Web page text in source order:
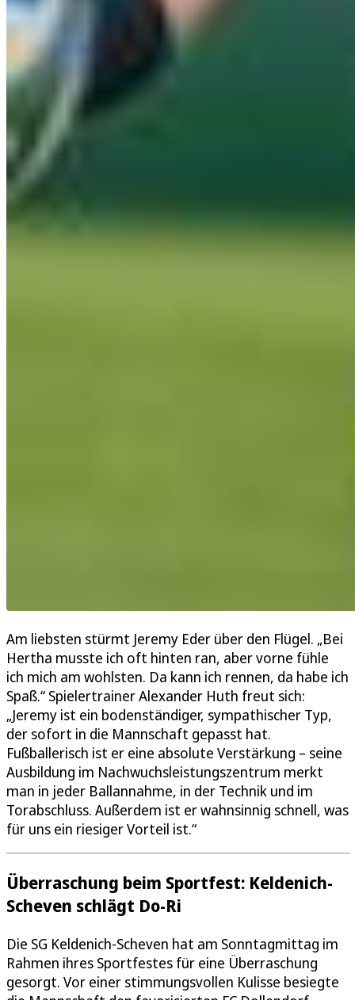
Am liebsten stürmt Jeremy Eder über den Flügel. „Bei
Hertha musste ich oft hinten ran, aber vorne fühle
ich mich am wohlsten. Da kann ich rennen, da habe ich
Spaß.“ Spielertrainer Alexander Huth freut sich:
„Jeremy ist ein bodenständiger, sympathischer Typ,
der sofort in die Mannschaft gepasst hat.
Fußballerisch ist er eine absolute Verstärkung – seine
Ausbildung im Nachwuchsleistungszentrum merkt
man in jeder Ballannahme, in der Technik und im
Torabschluss. Außerdem ist er wahnsinnig schnell, was
für uns ein riesiger Vorteil ist.“
Überraschung beim Sportfest: Keldenich-
Scheven schlägt Do-Ri
Die SG Keldenich-Scheven hat am Sonntagmittag im
Rahmen ihres Sportfestes für eine Überraschung
gesorgt. Vor einer stimmungsvollen Kulisse besiegte